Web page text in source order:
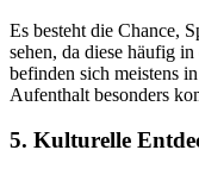
Es besteht die Chance,
sehen, da diese häufig
befinden sich meistens
Aufenthalt besonders
5. Kulturelle